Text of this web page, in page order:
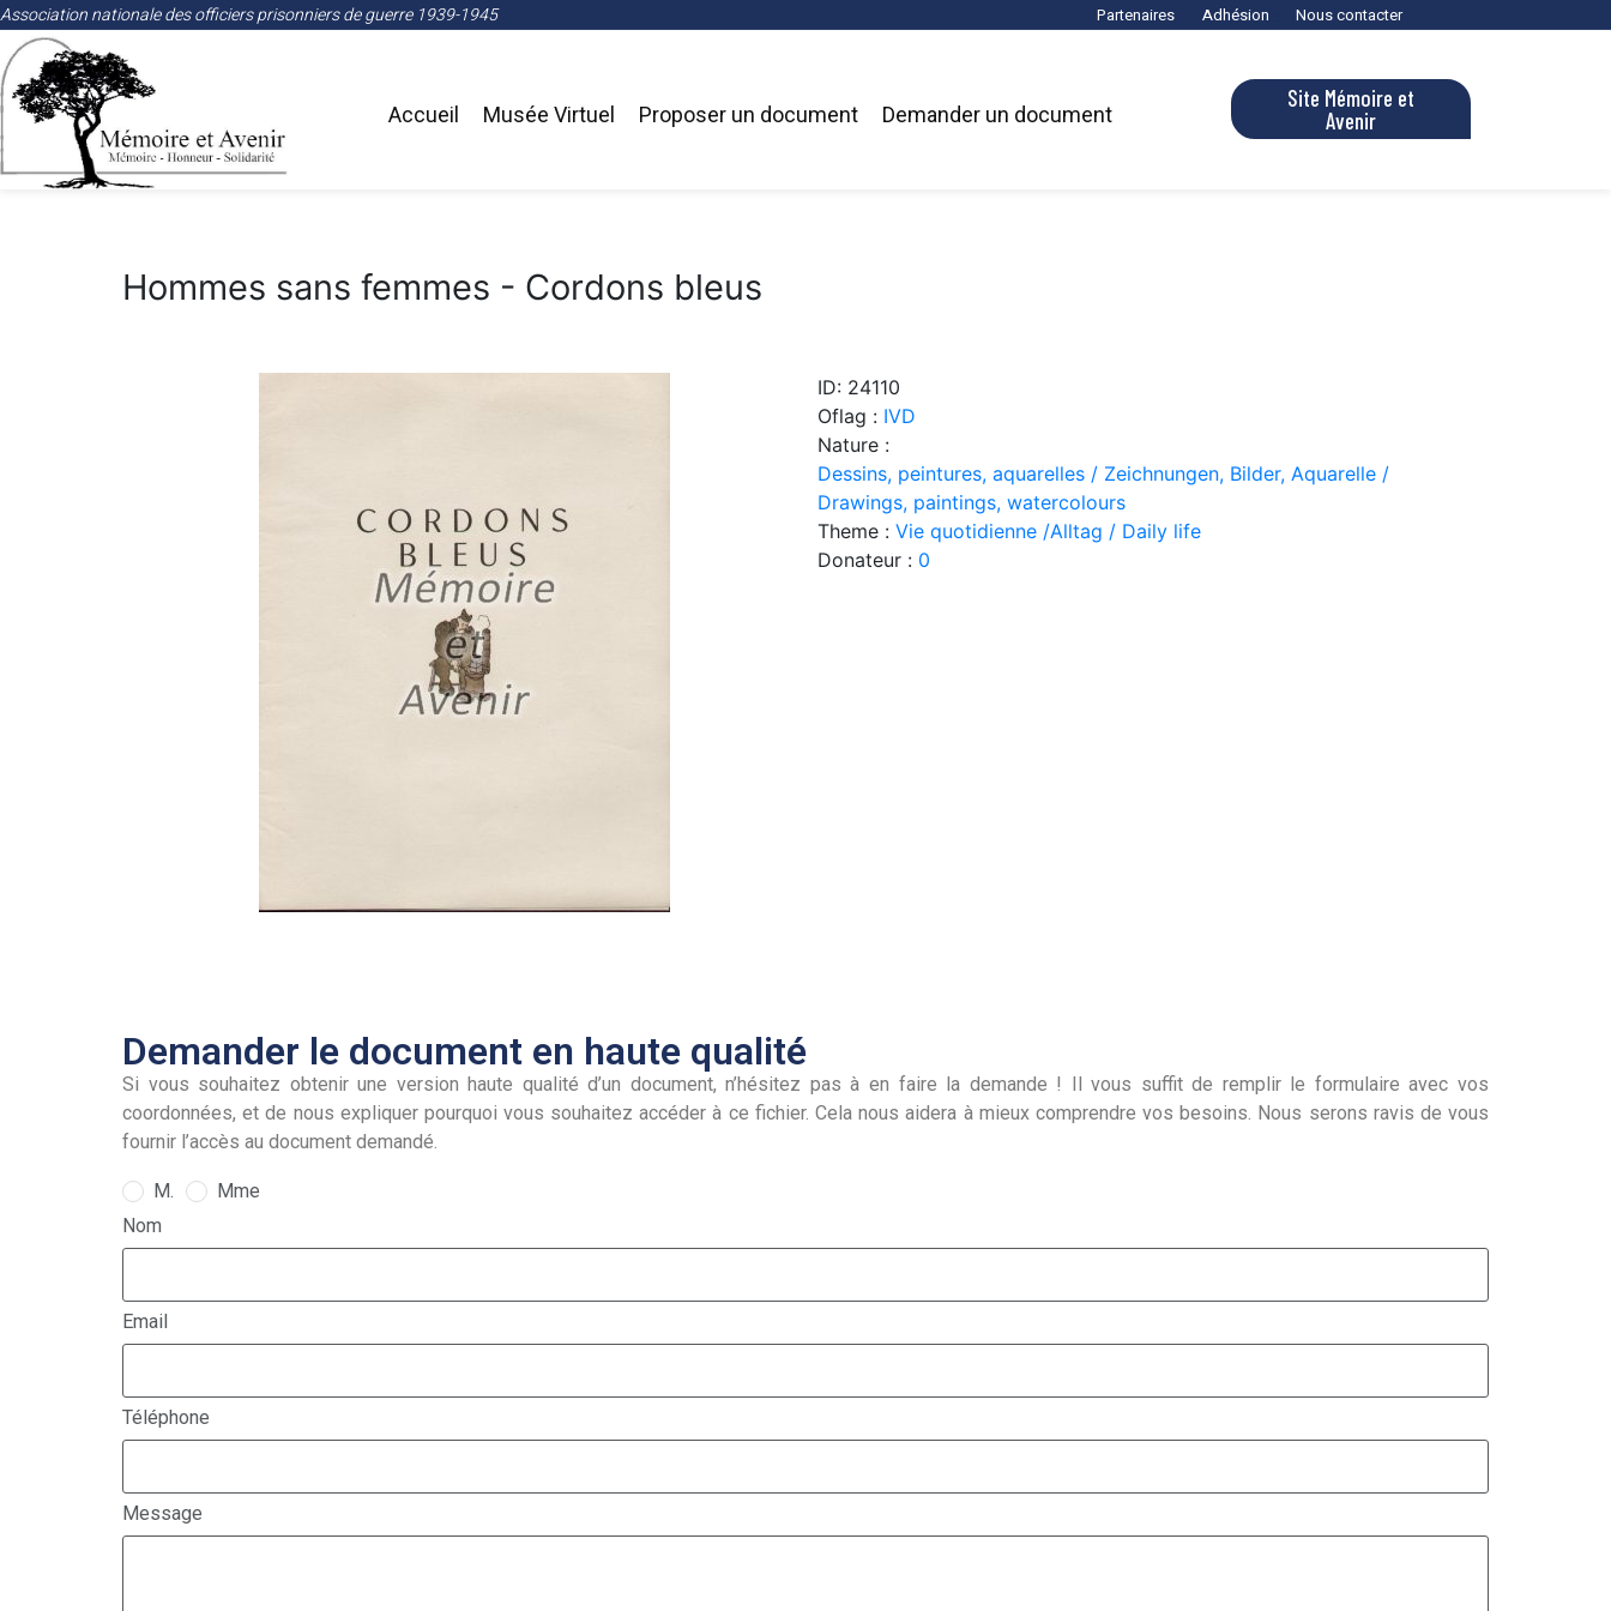
Association nationale des officiers prisonniers de guerre 1939-1945 Partenaires Adhésion Nous contacter
Accueil Musée Virtuel Proposer un document Demander un document
Site Mémoire et
Avenir
Hommes sans femmes - Cordons bleus
ID: 24110
Oflag : IVD
Nature :
Dessins, peintures, aquarelles / Zeichnungen, Bilder, Aquarelle /
Drawings, paintings, watercolours
Theme : Vie quotidienne /Alltag / Daily life
Donateur : 0
Demander le document en haute qualité
Si vous souhaitez obtenir une version haute qualité d’un document, n’hésitez pas à en faire la demande ! Il vous suffit de remplir le formulaire avec vos
coordonnées, et de nous expliquer pourquoi vous souhaitez accéder à ce fichier. Cela nous aidera à mieux comprendre vos besoins. Nous serons ravis de vous
fournir l’accès au document demandé.
M.
Mme
Nom
Email
Téléphone
Message